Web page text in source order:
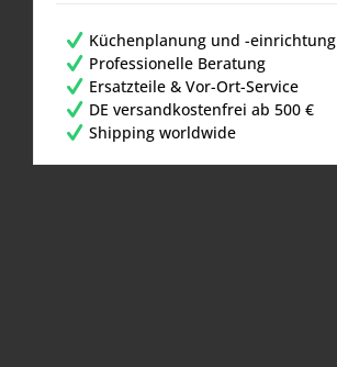
Küchenplanung und -einrichtung
Professionelle Beratung
Ersatzteile & Vor-Ort-Service
DE versandkostenfrei ab 500 €
Shipping worldwide